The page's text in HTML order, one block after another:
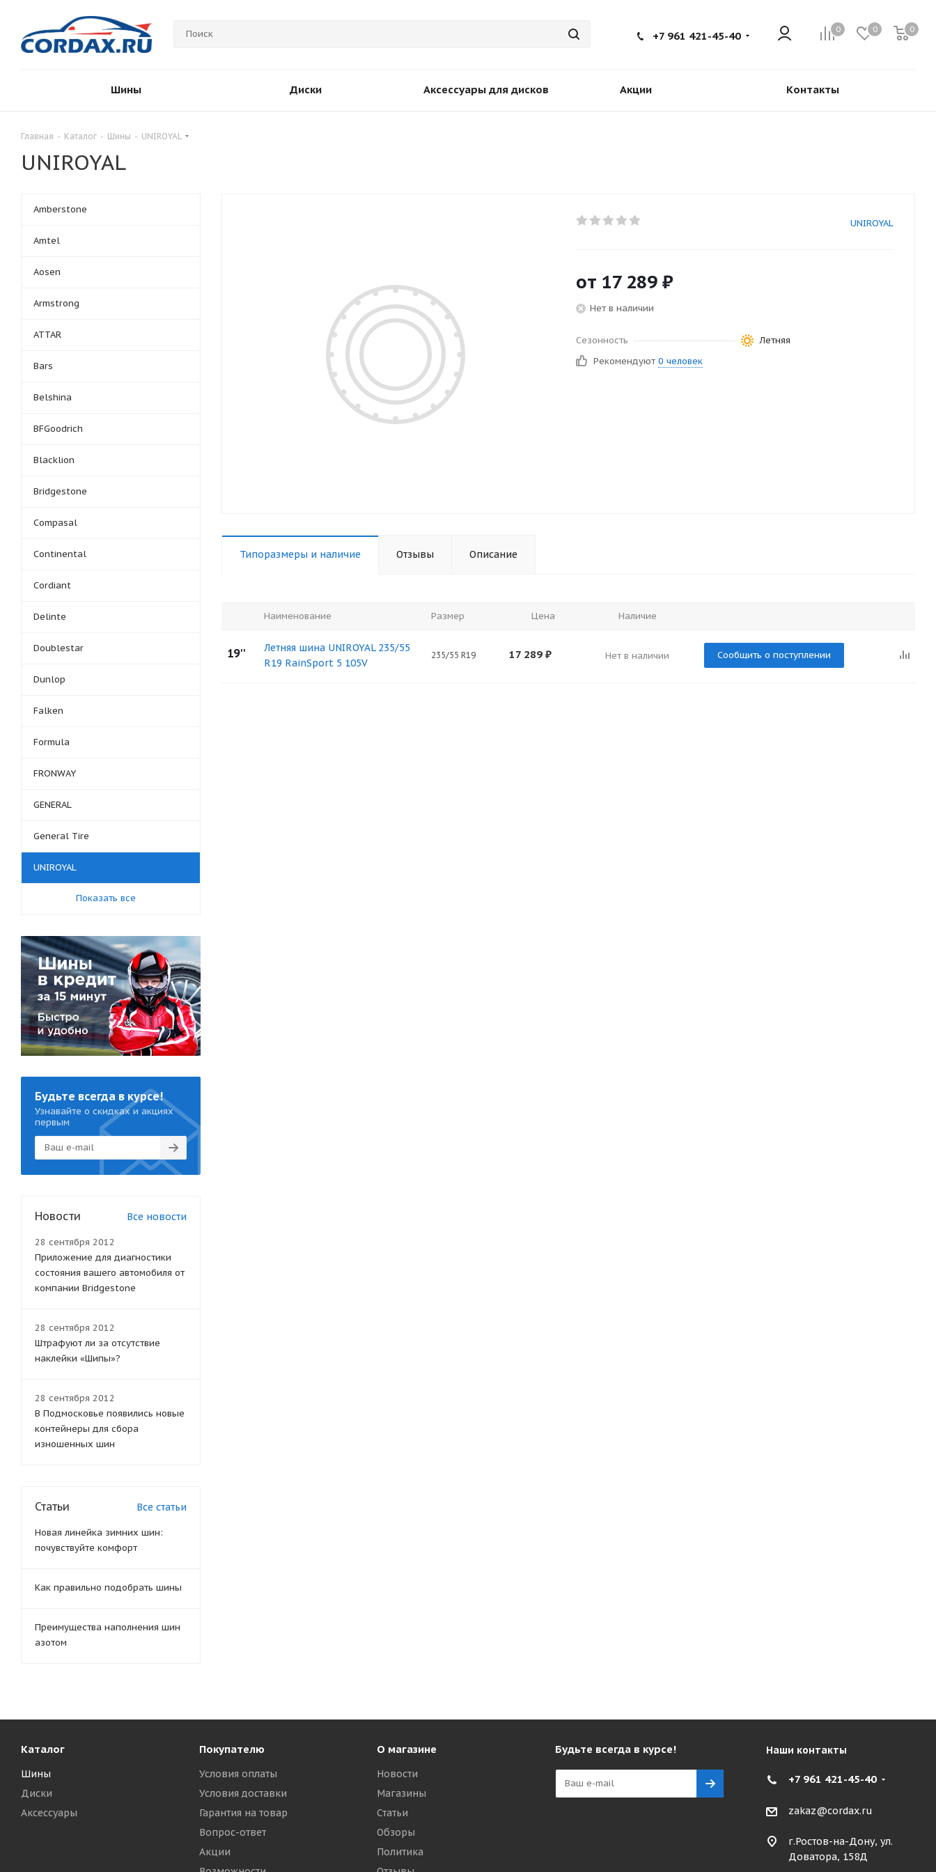
0 0 0
+7 961 421-45-40
Шины Диски Аксессуары для дисков Акции Контакты
Главная - Каталог - Шины - UNIROYAL
UNIROYAL
UNIROYAL
от 17 289 ₽
Нет в наличии
Сезонность
Летняя
Рекомендуют 0 человек
Типоразмеры и наличие Отзывы Описание
Наименование Размер Цена Наличие
19''
Летняя шина UNIROYAL 235/55
R19 RainSport 5 105V
235/55 R19 17 289 ₽ Нет в наличии Сообщить о поступлении
Amberstone
Amtel
Aosen
Armstrong
ATTAR
Bars
Belshina
BFGoodrich
Blacklion
Bridgestone
Compasal
Continental
Cordiant
Delinte
Doublestar
Dunlop
Falken
Formula
FRONWAY
GENERAL
General Tire
UNIROYAL
Показать все
Будьте всегда в курсе!
Узнавайте о скидках и акциях
первым
Новости Все новости
28 сентября 2012
Приложение для диагностики
состояния вашего автомобиля от
компании Bridgestone
28 сентября 2012
Штрафуют ли за отсутствие
наклейки «Шипы»?
28 сентября 2012
В Подмосковье появились новые
контейнеры для сбора
изношенных шин
Статьи Все статьи
Новая линейка зимних шин:
почувствуйте комфорт
Как правильно подобрать шины
Преимущества наполнения шин
азотом
Каталог
Шины
Диски
Аксессуары
Покупателю
Условия оплаты
Условия доставки
Гарантия на товар
Вопрос-ответ
Акции
О магазине
Новости
Магазины
Статьи
Обзоры
Политика
Будьте всегда в курсе! Наши контакты
+7 961 421-45-40
zakaz@cordax.ru
г.Ростов-на-Дону, ул.
Доватора, 158Д